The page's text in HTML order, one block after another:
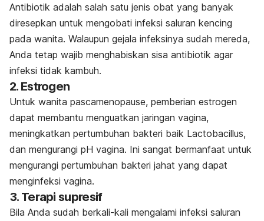
Antibiotik adalah salah satu jenis obat yang banyak
diresepkan untuk mengobati infeksi saluran kencing
pada wanita. Walaupun gejala infeksinya sudah mereda,
Anda tetap wajib menghabiskan sisa antibiotik agar
infeksi tidak kambuh.
2. Estrogen
Untuk wanita pascamenopause, pemberian estrogen
dapat membantu menguatkan jaringan vagina,
meningkatkan pertumbuhan bakteri baik Lactobacillus,
dan mengurangi pH vagina. Ini sangat bermanfaat untuk
mengurangi pertumbuhan bakteri jahat yang dapat
menginfeksi vagina.
3. Terapi supresif
Bila Anda sudah berkali-kali mengalami infeksi saluran